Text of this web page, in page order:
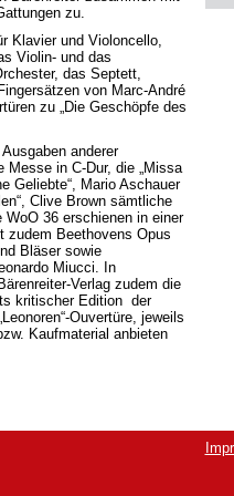
zu.
Klavier und Violoncello,
Violin- und das
das Septett,
von Marc-André
zu „Die Geschöpfe des
anderer
Messe in C-Dur, die „Missa
Geliebte“, Mario Aschauer
Clive Brown sämtliche
36 erschienen in einer
zudem Beethovens Opus
Bläser sowie
Miucci. In
Verlag zudem die
kritischer Edition der
Ouvertüre, jeweils
Kaufmaterial anbieten